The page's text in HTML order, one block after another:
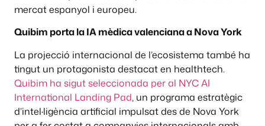
mercat espanyol i europeu.
Quibim porta la IA mèdica valenciana a Nova York
La projecció internacional de l’ecosistema també ha
tingut un protagonista destacat en healthtech.
Quibim ha sigut seleccionada per al NYC AI
International Landing Pad, un programa estratègic
d’intel·ligència artificial impulsat des de Nova York